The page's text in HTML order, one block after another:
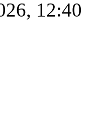
12:40